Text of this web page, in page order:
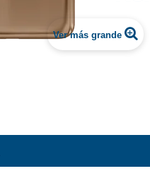
Ver más grande